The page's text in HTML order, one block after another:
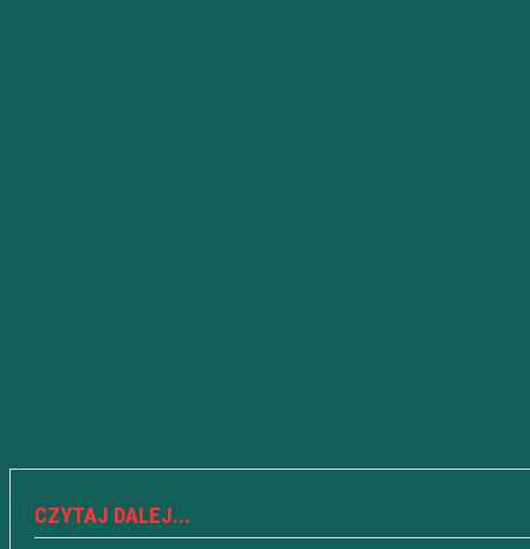
CZYTAJ DALEJ...